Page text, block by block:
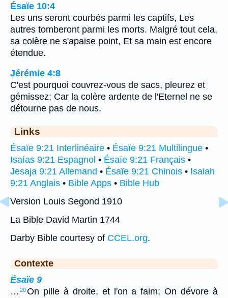
Ésaïe 10:4
Les uns seront courbés parmi les captifs, Les
autres tomberont parmi les morts. Malgré tout cela,
sa colère ne s'apaise point, Et sa main est encore
étendue.
Jérémie 4:8
C'est pourquoi couvrez-vous de sacs, pleurez et
gémissez; Car la colère ardente de l'Eternel ne se
détourne pas de nous.
Links
Ésaïe 9:21 Interlinéaire • Ésaïe 9:21 Multilingue •
Isaías 9:21 Espagnol • Ésaïe 9:21 Français •
Jesaja 9:21 Allemand • Ésaïe 9:21 Chinois • Isaiah
9:21 Anglais • Bible Apps • Bible Hub
Version Louis Segond 1910
La Bible David Martin 1744
Darby Bible courtesy of CCEL.org.
Contexte
Ésaïe 9
… 20On pille à droite, et l'on a faim; On dévore à